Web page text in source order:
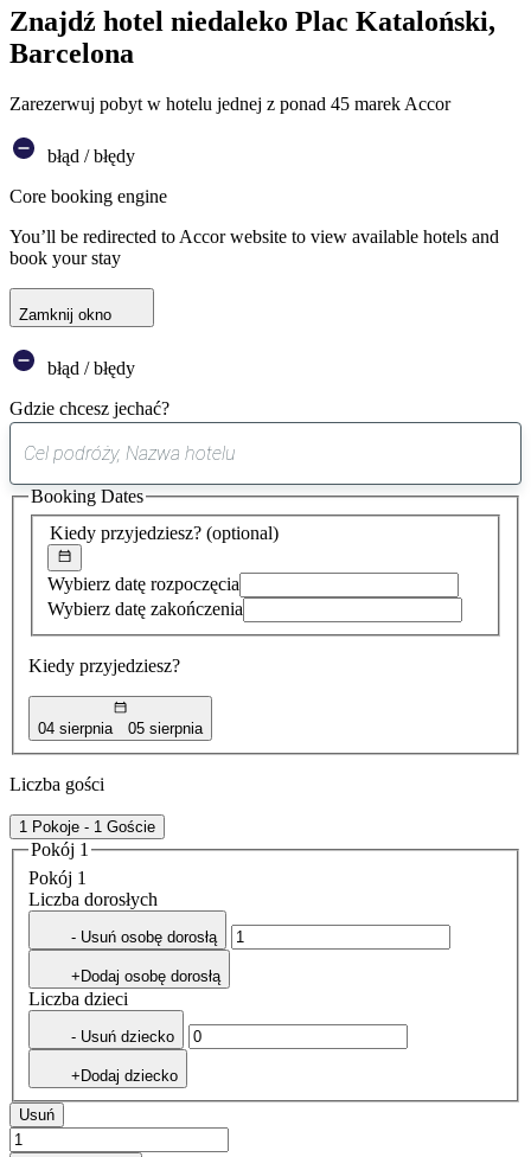
Znajdź hotel niedaleko Plac Kataloński,
Barcelona
Zarezerwuj pobyt w hotelu jednej z ponad 45 marek Accor
błąd / błędy
Core booking engine
You’ll be redirected to Accor website to view available hotels and
book your stay
Zamknij okno
błąd / błędy
Gdzie chcesz jechać?
sugestia
została
znaleziona
Kiedy przyjedziesz? (optional)
Wybierz datę rozpoczęcia
Wybierz datę zakończenia
Kiedy przyjedziesz?
04 sierpnia 05 sierpnia
Booking Dates
Liczba gości
1 Pokoje - 1 Goście
Pokój 1
Pokój 1
Liczba dorosłych
- Usuń osobę dorosłą
+Dodaj osobę dorosłą
Liczba dzieci
- Usuń dziecko
+Dodaj dziecko
Usuń